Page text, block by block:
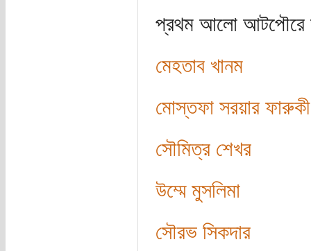
প্রথম আলো আটপৌরে
মেহতাব খানম
মোস্তফা সরয়ার ফারুকী
সৌমিত্র শেখর
উম্মে মুসলিমা
সৌরভ সিকদার